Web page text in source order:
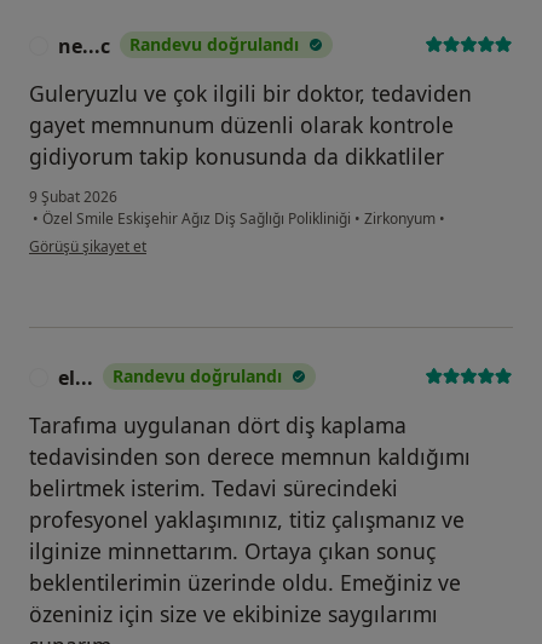
ne...c Randevu doğrulandı
Guleryuzlu ve çok ilgili bir doktor, tedaviden
gayet memnunum düzenli olarak kontrole
gidiyorum takip konusunda da dikkatliler
9 Şubat 2026
• Özel Smile Eskişehir Ağız Diş Sağlığı Polikliniği • Zirkonyum •
kullanıcının görüşüne göre ne...c
Görüşü şikayet et
el... Randevu doğrulandı
Tarafıma uygulanan dört diş kaplama
tedavisinden son derece memnun kaldığımı
belirtmek isterim. Tedavi sürecindeki
profesyonel yaklaşımınız, titiz çalışmanız ve
ilginize minnettarım. Ortaya çıkan sonuç
beklentilerimin üzerinde oldu. Emeğiniz ve
özeniniz için size ve ekibinize saygılarımı